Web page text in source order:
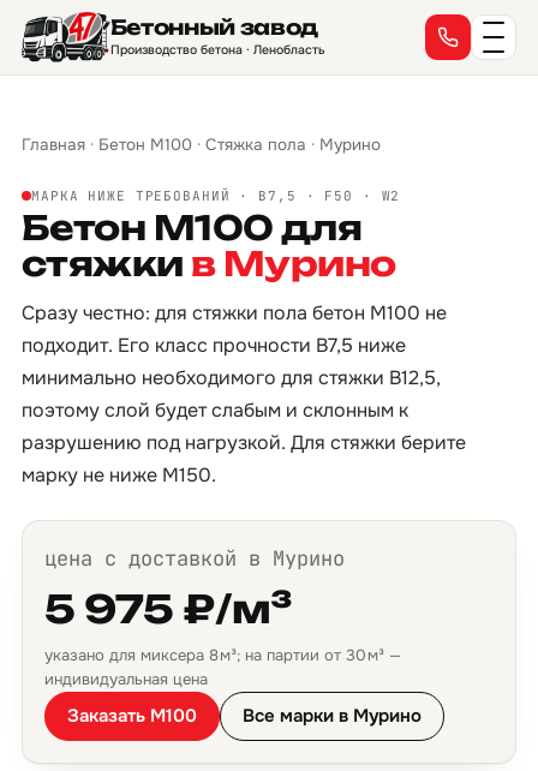
Бетонный завод
Производство бетона · Ленобласть
Главная · Бетон М100 · Стяжка пола · Мурино
МАРКА НИЖЕ ТРЕБОВАНИЙ · B7,5 · F50 · W2
Бетон М100 для
стяжки в Мурино
Сразу честно: для стяжки пола бетон М100 не
подходит. Его класс прочности B7,5 ниже
минимально необходимого для стяжки B12,5,
поэтому слой будет слабым и склонным к
разрушению под нагрузкой. Для стяжки берите
марку не ниже М150.
цена с доставкой в Мурино
5 975 ₽/м³
указано для миксера 8 м³; на партии от 30 м³ —
индивидуальная цена
Заказать М100 Все марки в Мурино